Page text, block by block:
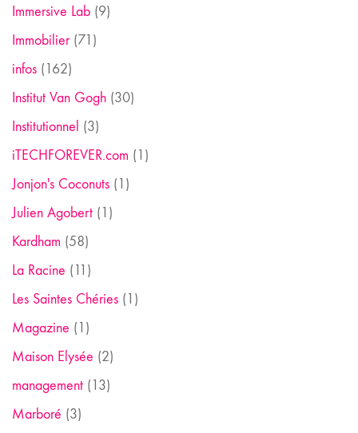
Immersive Lab (9)
Immobilier(71)
infos (162)
Institut Van Gogh (30)
Institutionnel (3)
iTECHFOREVER.com (1)
Jonjon's Coconuts (1)
Julien Agobert (1)
Kardham (58)
La Racine (11)
Les Saintes Chéries (1)
Magazine (1)
Maison Elysée (2)
management (13)
Marboré (3)